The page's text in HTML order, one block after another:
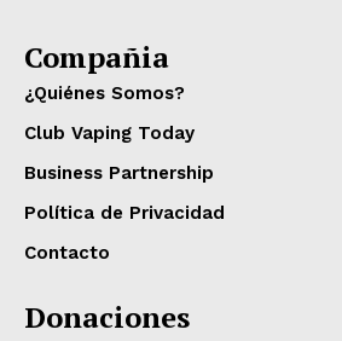
Compañia
¿Quiénes Somos?
Club Vaping Today
Business Partnership
Política de Privacidad
Contacto
Donaciones